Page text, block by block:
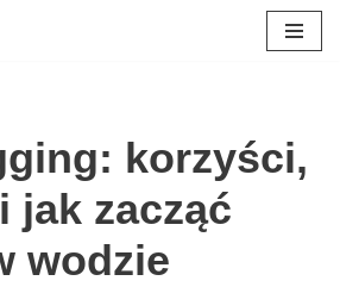
korzyści,
jak zacząć
wodzie